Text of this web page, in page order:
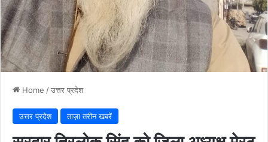
Home /उत्तर प्रदेश
उत्तर प्रदेश ताज़ा तरीन खबरें